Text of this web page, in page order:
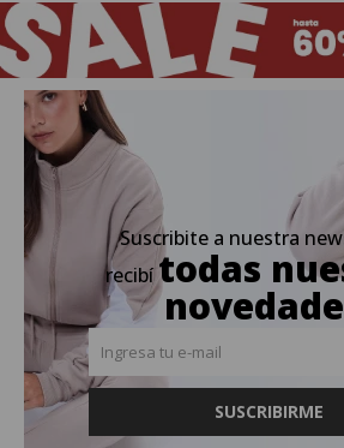
Suscribite a nuestra
recibí todas
SUSCRIBIRME